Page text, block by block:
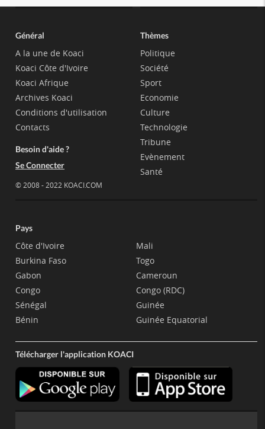
Général
A la une de Koaci
Koaci Côte d'Ivoire
Koaci Afrique
Archives Koaci
Conditions d'utilisation
Contacts
Besoin d'aide ?
Se Connecter
© 2008 - 2022 KOACI.COM
Thèmes
Politique
Société
Sport
Economie
Culture
Technologie
Tribune
Evènement
Santé
Pays
Côte d'Ivoire
Burkina Faso
Gabon
Congo
Sénégal
Bénin
Mali
Togo
Cameroun
Congo (RDC)
Guinée
Guinée Equatorial
Télécharger l'application KOACI